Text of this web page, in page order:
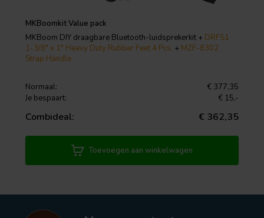
MKBoomkit Value pack
MKBoom DIY draagbare Bluetooth-luidsprekerkit + DRFS1
1-3/8" x 1" Heavy Duty Rubber Feet 4 Pcs. + MZF-8302
Strap Handle
Normaal:
€ 377,35
Je bespaart:
€ 15,-
Combideal: € 362,35
Toevoegen aan winkelwagen
aptX • Afmetingen: 450,85 mm B x 139,7 mm H x 190,5 mm L.